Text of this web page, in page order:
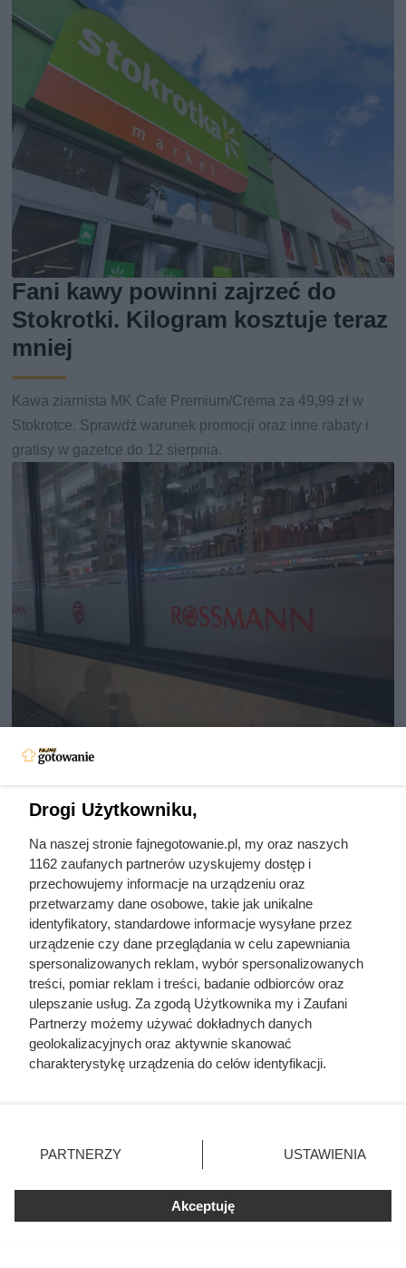
Fani kawy powinni zajrzeć do
Stokrotki. Kilogram kosztuje teraz
mniej
Kawa ziarnista MK Cafe Premium/Crema za 49,99 zł w
Stokrotce. Sprawdź warunek promocji oraz inne rabaty i
gratisy w gazetce do 12 sierpnia.
Te perfumy kosztowały dużo
promocyjna cena jest śmiesznie
niska
Perfumy Banderas The Icon Supreme 100 ml w dużej
promocji w Rossmannie. Sprawdź, dlaczego warto
skorzystać z oferty.
Drogi Użytkowniku,
Na naszej stronie fajnegotowanie.pl, my oraz naszych
1162 zaufanych partnerów uzyskujemy dostęp i
przechowujemy informacje na urządzeniu oraz
przetwarzamy dane osobowe, takie jak unikalne
identyfikatory, standardowe informacje wysyłane przez
urządzenie czy dane przeglądania w celu zapewniania
spersonalizowanych reklam, wybór spersonalizowanych
treści, pomiar reklam i treści, badanie odbiorców oraz
ulepszanie usług. Za zgodą Użytkownika my i Zaufani
Partnerzy możemy używać dokładnych danych
geolokalizacyjnych oraz aktywnie skanować
charakterystykę urządzenia do celów identyfikacji.
zmienić/wycofać klikając przycisk ustawień prywatności
znajdujący się w lewym dolnym rogu strony
rodzaje przetwarzania danych nie wymagają zgody
użytkownika, ale masz prawo sprzeciwić się takiemu
przetwarzaniu. Preferencje będą miały zastosowania tylko
PARTNERZY USTAWIENIA
Akceptuję